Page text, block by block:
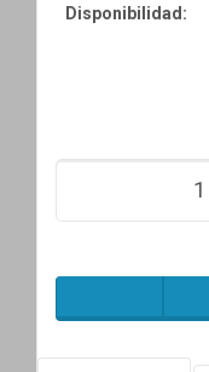
Disponibilidad: